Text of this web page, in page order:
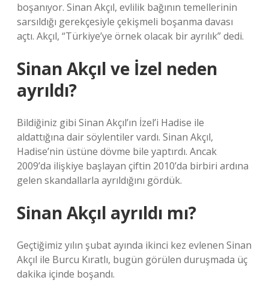
boşanıyor. Sinan Akçıl, evlilik bağının temellerinin
sarsıldığı gerekçesiyle çekişmeli boşanma davası
açtı. Akçıl, “Türkiye’ye örnek olacak bir ayrılık” dedi.
Sinan Akçıl ve İzel neden
ayrıldı?
Bildiğiniz gibi Sinan Akçıl’ın İzel’i Hadise ile
aldattığına dair söylentiler vardı. Sinan Akçıl,
Hadise’nin üstüne dövme bile yaptırdı. Ancak
2009’da ilişkiye başlayan çiftin 2010’da birbiri ardına
gelen skandallarla ayrıldığını gördük.
Sinan Akçıl ayrıldı mı?
Geçtiğimiz yılın şubat ayında ikinci kez evlenen Sinan
Akçıl ile Burcu Kıratlı, bugün görülen duruşmada üç
dakika içinde boşandı.